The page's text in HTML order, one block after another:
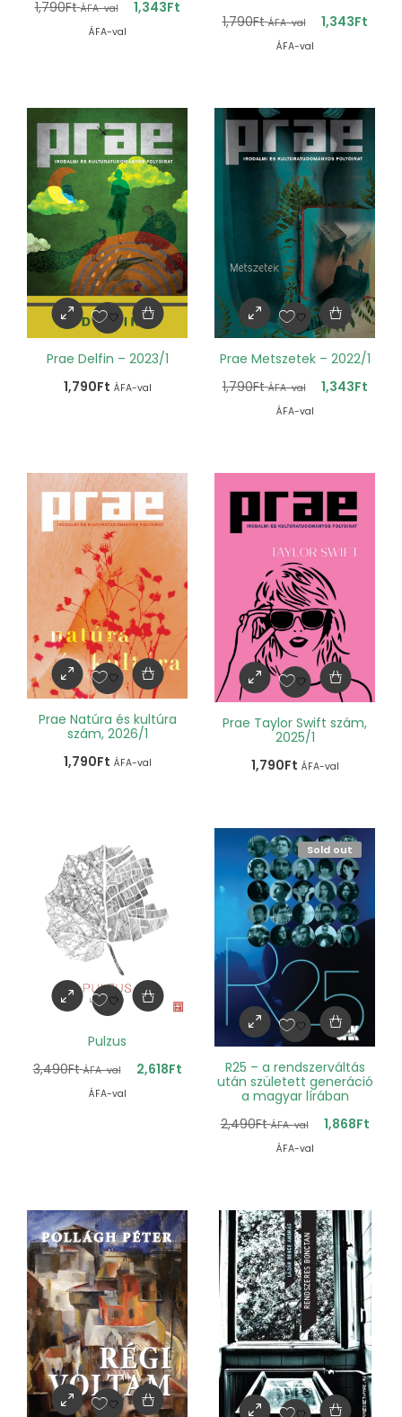
1,790Ft ÁFA-val 1,343Ft
ÁFA-val
1,790Ft ÁFA-val 1,343Ft
ÁFA-val
Prae Delfin – 2023/1
1,790Ft ÁFA-val
Prae Metszetek – 2022/1
1,790Ft ÁFA-val 1,343Ft
ÁFA-val
Prae Natúra és kultúra
szám, 2026/1
1,790Ft ÁFA-val
Prae Taylor Swift szám,
2025/1
1,790Ft ÁFA-val
Pulzus
3,490Ft ÁFA-val 2,618Ft
ÁFA-val
Sold out
R25 – a rendszerváltás
után született generáció
a magyar lírában
2,490Ft ÁFA-val 1,868Ft
ÁFA-val